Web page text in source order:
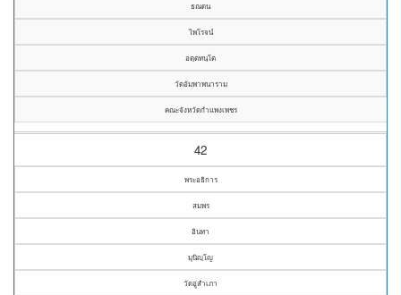
ธณดน
ไพโรจน์
อตฺตทนฺโต
วัดอัมพาพนาราม
คณะจังหวัดกำแพงเพชร
42
พระอธิการ
สมพร
อินทา
มุนิญฺโญ
วัดอู่สำเภา